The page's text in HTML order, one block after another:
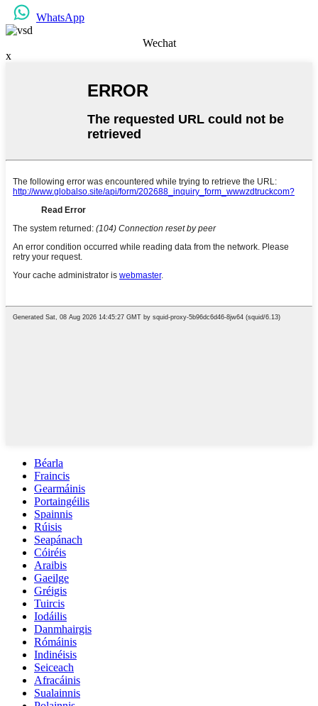
WhatsApp
Wechat
x
Béarla
Fraincis
Gearmáinis
Portaingéilis
Spainnis
Rúisis
Seapánach
Cóiréis
Araibis
Gaeilge
Gréigis
Tuircis
Iodáilis
Danmhairgis
Rómáinis
Indinéisis
Seiceach
Afracáinis
Sualainnis